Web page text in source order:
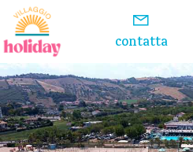
contatta